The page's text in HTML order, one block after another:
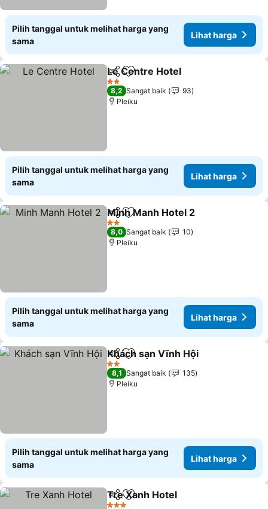
Pilih tanggal untuk melihat harga yang
sama
Lihat harga
BagikanTambahkan ke favorit
Le Centre Hotel
2 Bintang
8,2 Sangat baik
93
Pleiku
Pilih tanggal untuk melihat harga yang
sama
Lihat harga
BagikanTambahkan ke favorit
Minh Manh Hotel 2
2 Bintang
8,0 Sangat baik
10
Pleiku
Pilih tanggal untuk melihat harga yang
sama
Lihat harga
BagikanTambahkan ke favorit
Khách sạn Vĩnh Hội
2 Bintang
8,1 Sangat baik
135
Pleiku
Pilih tanggal untuk melihat harga yang
sama
Lihat harga
BagikanTambahkan ke favorit
Tre Xanh Hotel